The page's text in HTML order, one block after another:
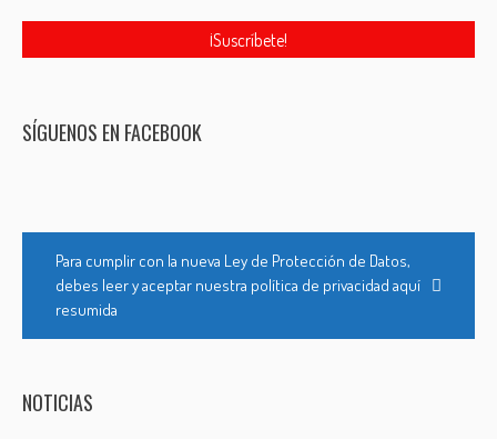
SÍGUENOS EN FACEBOOK
Para cumplir con la nueva Ley de Protección de Datos,
debes leer y aceptar nuestra política de privacidad aquí
resumida
NOTICIAS